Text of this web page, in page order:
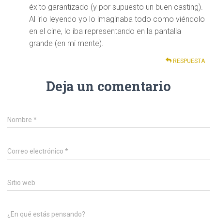
éxito garantizado (y por supuesto un buen casting).
Al irlo leyendo yo lo imaginaba todo como viéndolo
en el cine, lo iba representando en la pantalla
grande (en mi mente).
RESPUESTA
Deja un comentario
Nombre *
Correo electrónico *
Sitio web
¿En qué estás pensando?